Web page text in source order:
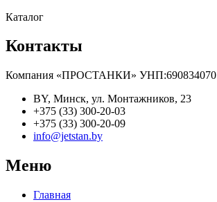
Каталог
Контакты
Компания «ПРОСТАНКИ» УНП:690834070
BY, Минск, ул. Монтажников, 23
+375 (33) 300-20-03
+375 (33) 300-20-09
info@jetstan.by
Меню
Главная